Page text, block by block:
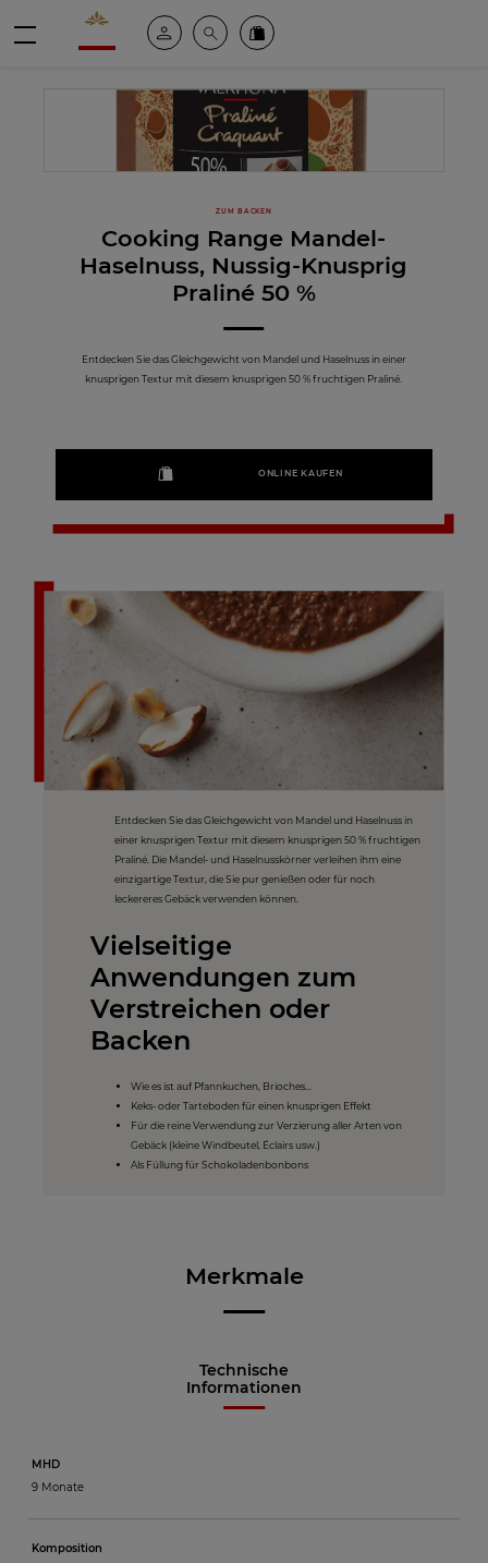
Valrhona - Imaginons le meilleur du chocolat
Mein kontoSuche Valrhona Collection
ZUM BACKEN
Cooking Range Mandel-
Haselnuss, Nussig-Knusprig
Praliné 50 %
Entdecken Sie das Gleichgewicht von Mandel und Haselnuss in einer
knusprigen Textur mit diesem knusprigen 50 % fruchtigen Praliné.
ONLINE KAUFEN
Entdecken Sie das Gleichgewicht von Mandel und Haselnuss in
einer knusprigen Textur mit diesem knusprigen 50 % fruchtigen
Praliné. Die Mandel- und Haselnusskörner verleihen ihm eine
einzigartige Textur, die Sie pur genießen oder für noch
leckereres Gebäck verwenden können.
Vielseitige
Anwendungen zum
Verstreichen oder
Backen
Wie es ist auf Pfannkuchen, Brioches...
Keks- oder Tarteboden für einen knusprigen Effekt
Für die reine Verwendung zur Verzierung aller Arten von
Gebäck (kleine Windbeutel, Éclairs usw.)
Als Füllung für Schokoladenbonbons
Merkmale
Technische
Informationen
MHD
9 Monate
Komposition